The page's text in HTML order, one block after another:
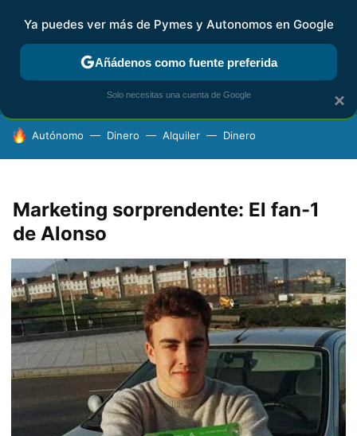
FISCALIDAD Y CONTABILIDAD KIT DIGITAL RENTA
HOY SE HABLA DE
Autónomo Dinero Alquiler Dinero
Marketing sorprendente: El fan-1
de Alonso
×
Ya puedes ver más de Pymes y Autonomos en Google
Añádenos como fuente preferida
Solo necesitas una cuenta de Google